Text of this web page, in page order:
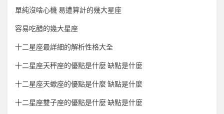
單純沒啥心機 易遭算計的幾大星座
容易吃醋的幾大星座
十二星座最詳細的解析性格大全
十二星座天秤座的優點是什麼 缺點是什麼
十二星座天蠍座的優點是什麼 缺點是什麼
十二星座雙子座的優點是什麼 缺點是什麼